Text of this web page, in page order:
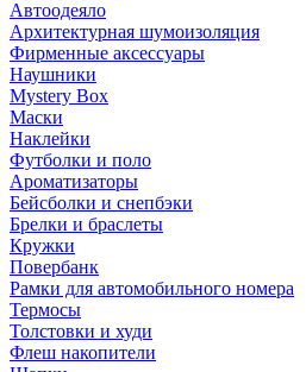
Автоодеяло
Архитектурная шумоизоляция
Фирменные аксессуары
Наушники
Mystery Box
Маски
Наклейки
Футболки и поло
Ароматизаторы
Бейсболки и снепбэки
Брелки и браслеты
Кружки
Повербанк
Рамки для автомобильного номера
Термосы
Толстовки и худи
Флеш накопители